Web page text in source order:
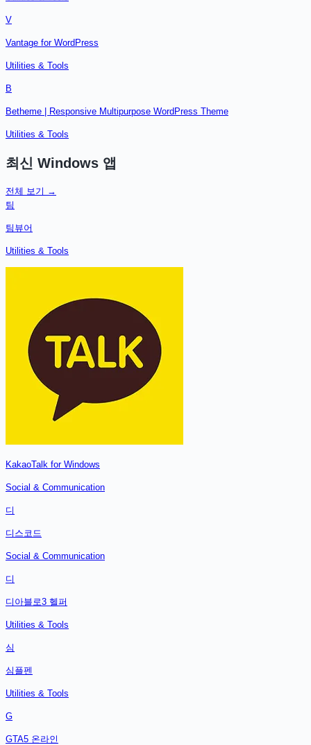
V
Vantage for WordPress
Utilities & Tools
B
Betheme | Responsive Multipurpose WordPress Theme
Utilities & Tools
최신 Windows 앱
전체 보기 →
팀
팀뷰어
Utilities & Tools
KakaoTalk for Windows
Social & Communication
디
디스코드
Social & Communication
디
디아블로3 헬퍼
Utilities & Tools
심
심플펜
Utilities & Tools
G
GTA5 온라인